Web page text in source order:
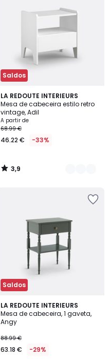
Saldos
LA REDOUTE INTERIEURS
Mesa de cabeceira estilo retro
vintage, Adil
A partir de
68.99 €
46.22 € -33%
3,9
/ 5
4
Cores
3,9
/
Saldos
LA REDOUTE INTERIEURS
Mesa de cabeceira, 1 gaveta,
Angy
88.99 €
63.18 € -29%
4
/
5